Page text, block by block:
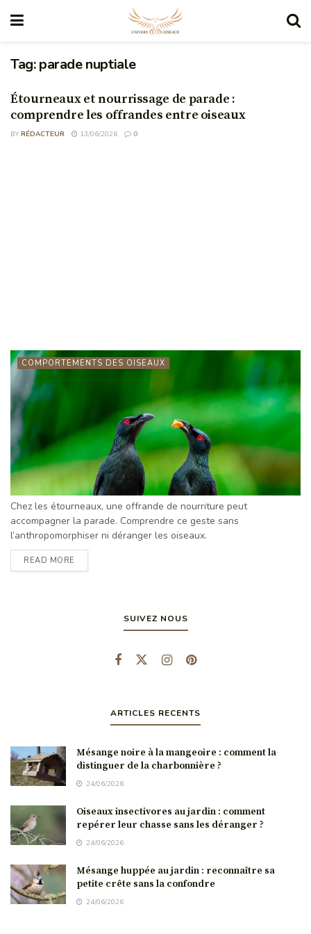
Tag:parade nuptiale
Étourneaux et nourrissage de parade :
comprendre les offrandes entre oiseaux
BY RÉDACTEUR 13/06/2026 0
COMPORTEMENTS DES OISEAUX
Chez les étourneaux, une offrande de nourriture peut
accompagner la parade. Comprendre ce geste sans
l’anthropomorphiser ni déranger les oiseaux.
READ MORE
SUIVEZ NOUS
ARTICLES RECENTS
Mésange noire à la mangeoire : comment la
distinguer de la charbonnière ?
24/06/2026
Oiseaux insectivores au jardin : comment
repérer leur chasse sans les déranger ?
24/06/2026
Mésange huppée au jardin : reconnaître sa
petite crête sans la confondre
24/06/2026